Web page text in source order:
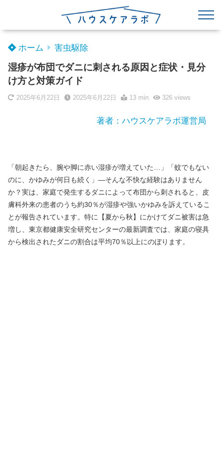
ホーム 害虫駆除
湿疹が布団でダニに刺される原因と症状・見分
け方と対策ガイド
2025年6月22日 2025年6月22日 13 min 326views
著者：ハウスケアラボ運営局
「朝起きたら、腕や脚に赤い湿疹が増えていた…」「蚊でもない
のに、かゆみが何日も続く」―そんな不快な経験はありません
か？実は、家庭で発生するダニによって布団から刺されると、皮
膚科外来の患者のうち約30％が湿疹や強いかゆみを訴えているこ
とが報告されています。特に【夏から秋】にかけてダニ被害は急
増し、東京都健康安全研究センターの最新調査では、家庭の寝具
から検出されたダニの割合は平均70％以上にのぼります。